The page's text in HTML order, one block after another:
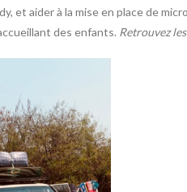
et aider à la mise en place de
des enfants. Retrouvez